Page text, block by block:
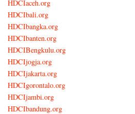
HDCIaceh.org
HDCIbali.org
HDCIbangka.org
HDCIbanten.org
HDCIBengkulu.org
HDCIjogja.org
HDCIjakarta.org
HDCIgorontalo.org
HDCIjambi.org
HDCIbandung.org